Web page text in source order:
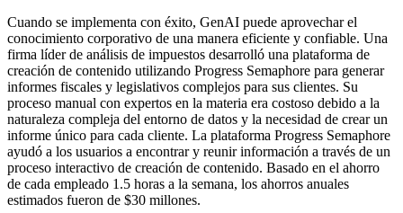
Cuando se implementa con éxito, GenAI puede aprovechar el
conocimiento corporativo de una manera eficiente y confiable. Una
firma líder de análisis de impuestos desarrolló una plataforma de
creación de contenido utilizando Progress Semaphore para generar
informes fiscales y legislativos complejos para sus clientes. Su
proceso manual con expertos en la materia era costoso debido a la
naturaleza compleja del entorno de datos y la necesidad de crear un
informe único para cada cliente. La plataforma Progress Semaphore
ayudó a los usuarios a encontrar y reunir información a través de un
proceso interactivo de creación de contenido. Basado en el ahorro
de cada empleado 1.5 horas a la semana, los ahorros anuales
estimados fueron de $30 millones.